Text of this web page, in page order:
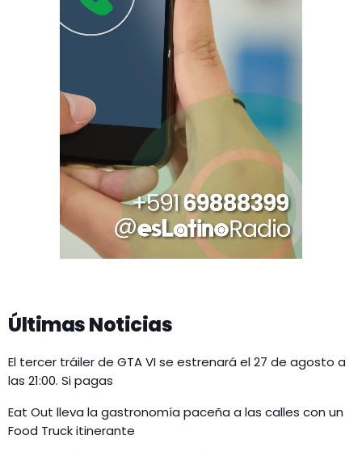
Últimas Noticias
El tercer tráiler de GTA VI se estrenará el 27 de agosto a
las 21:00. Si pagas
Eat Out lleva la gastronomía paceña a las calles con un
Food Truck itinerante